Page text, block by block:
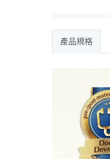
產品規格